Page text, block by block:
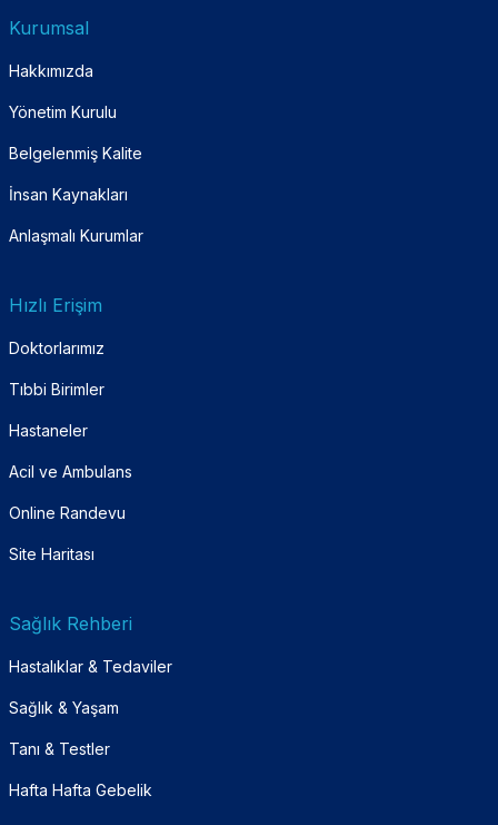
Kurumsal
Hakkımızda
Yönetim Kurulu
Belgelenmiş Kalite
İnsan Kaynakları
Anlaşmalı Kurumlar
Hızlı Erişim
Doktorlarımız
Tıbbi Birimler
Hastaneler
Acil ve Ambulans
Online Randevu
Site Haritası
Sağlık Rehberi
Hastalıklar & Tedaviler
Sağlık & Yaşam
Tanı & Testler
Hafta Hafta Gebelik